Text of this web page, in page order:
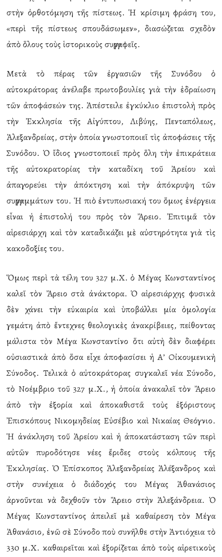
στὴν ὀρθοτόμηση τῆς πίστεως. Ἡ κρίσιμη φράση του,
«περὶ τῆς πίστεως σπουδάσωμεν», διασώζεται σχεδὸν
ἀπὸ ὅλους τοὺς ἱστορικοὺς συγγραφεῖς.
Μετὰ τὸ πέρας τῶν ἐργασιῶν τῆς Συνόδου ὁ
αὐτοκράτορας ἀνέλαβε πρωτοβουλίες γιὰ τὴν ἑδραίωση
τῶν ἀποφάσεών της. Ἀπέστειλε ἐγκύκλιο ἐπιστολὴ πρὸς
τὴν Ἐκκλησία τῆς Αἰγύπτου, Λιβύης, Πενταπόλεως,
Ἀλεξανδρείας, στὴν ὁποία γνωστοποιεῖ τὶς ἀποφάσεις τῆς
Συνόδου. Ὁ ἴδιος γνωστοποιεῖ πρὸς ὅλη τὴν ἐπικράτεια
τῆς αὐτοκρατορίας τὴν καταδίκη τοῦ Ἀρείου καὶ
ἀπαγορεύει τὴν ἀπόκτηση καὶ τὴν ἀπόκρυψη τῶν
συγγραμμάτων του. Ἡ πιὸ ἐντυπωσιακή του ὅμως ἐνέργεια
εἶναι ἡ ἐπιστολή του πρὸς τὸν Ἄρειο. Ἐπιτιμᾶ τὸν
αἱρεσιάρχη καὶ τὸν καταδικάζει μὲ αὐστηρότητα γιὰ τὶς
κακοδοξίες του.
Ὅμως περὶ τὰ τέλη του 327 μ.Χ. ὁ Μέγας Κωνσταντίνος
καλεῖ τὸν Ἄρειο στὰ ἀνάκτορα. Ὁ αἱρεσιάρχης φυσικὰ
δὲν χάνει τὴν εὐκαιρία καὶ ὑποβάλλει μία ὁμολογία
γεμάτη ἀπὸ ἔντεχνες θεολογικὲς ἀνακρίβειες, πείθοντας
μάλιστα τὸν Μέγα Κωνσταντίνο ὅτι αὐτὴ δὲν διαφέρει
οὐσιαστικὰ ἀπὸ ὅσα εἶχε ἀποφασίσει ἡ Α’ Οἰκουμενικὴ
Σύνοδος. Τελικὰ ὁ αὐτοκράτορας συγκαλεῖ νέα Σύνοδο,
τὸ Νοέμβριο τοῦ 327 μ.Χ., ἡ ὁποία ἀνακαλεῖ τὸν Ἄρειο
ἀπὸ τὴν ἐξορία καὶ ἀποκαθιστᾶ τοὺς ἐξόριστους
Ἐπισκόπους Νικομηδείας Εὐσέβιο καὶ Νικαίας Θεόγνιο.
Ἡ ἀνάκληση τοῦ Ἀρείου καὶ ἡ ἀποκατάσταση τῶν περὶ
αὐτῶν πυροδότησε νέες ἔριδες στοὺς κόλπους τῆς
Ἐκκλησίας. Ὁ Ἐπίσκοπος Ἀλεξανδρείας Ἀλέξανδρος καὶ
στὴν συνέχεια ὁ διάδοχός του Μέγας Ἀθανάσιος
ἀρνοῦνται νὰ δεχθοῦν τὸν Ἄρειο στὴν Ἀλεξάνδρεια. Ὁ
Μέγας Κωνσταντίνος ἀπειλεῖ μὲ καθαίρεση τὸν Μέγα
Ἀθανάσιο, ἐνῶ σὲ Σύνοδο ποὺ συνῆλθε στὴν Ἀντιόχεια τὸ
330 μ.Χ. καθαιρεῖται καὶ ἐξορίζεται ἀπὸ τοὺς αἱρετικοὺς